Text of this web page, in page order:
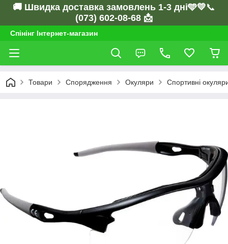
🚚 Швидка доставка замовлень 1-3 дні🩵💛📞
(073) 602-08-68 📩
Спінінг Інтернет-магазин
Товари Спорядження Окуляри Спортивні